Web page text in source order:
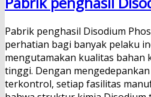
Pabrik penghasil Disodium
perhatian bagi banyak pelaku
mengutamakan kualitas bahan
tinggi. Dengan
terkontrol, setiap fasilitas